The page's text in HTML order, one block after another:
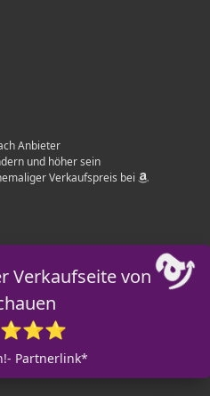
Anbieter
und höher sein
Verkaufspreis bei
Verkaufseite von
Partnerlink*